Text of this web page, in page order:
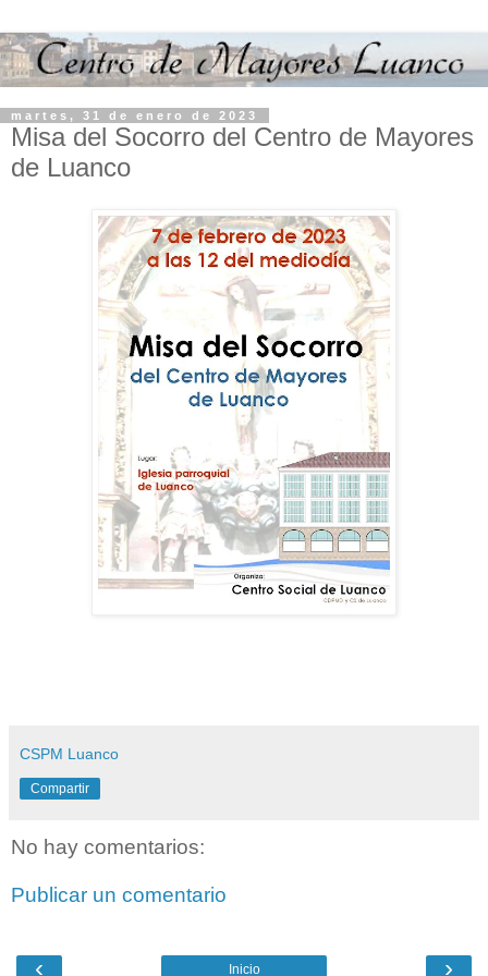
martes, 31 de enero de 2023
Misa del Socorro del Centro de Mayores
de Luanco
CSPM Luanco
Compartir
No hay comentarios:
Publicar un comentario
‹ ›
Inicio